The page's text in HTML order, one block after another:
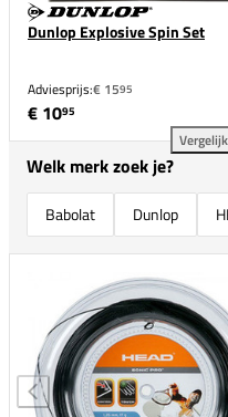
Dunlop Explosive Spin Set
Adviesprijs:€ 1595
€ 1095
Vergelijk
Welk merk zoek je?
Babolat Dunlop